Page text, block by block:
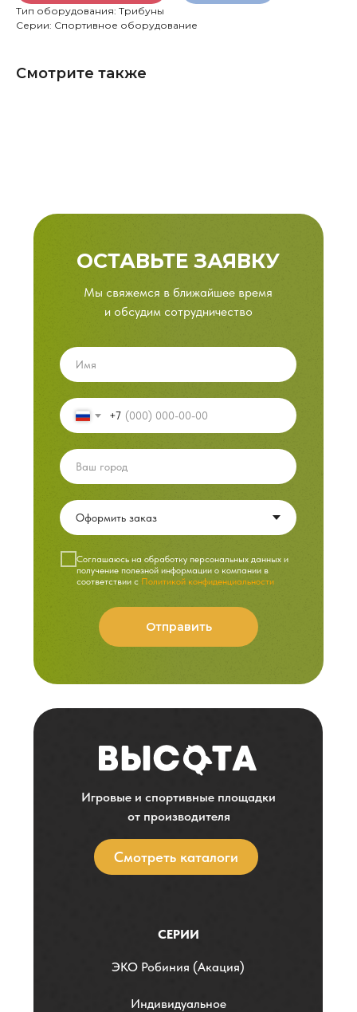
Тип оборудования: Трибуны
Серии: Спортивное оборудование
Смотрите также
ОСТАВЬТЕ ЗАЯВКУ
Мы свяжемся в ближайшее время
и обсудим сотрудничество
+7
Cоглашаюсь на обработку персональных данных и
получение полезной информации о компании в
соответствии с Политикой конфиденциальности
Отправить
Смотреть каталоги
Игровые и спортивные площадки
от производителя
СЕРИИ
ЭKO Робиния (Акация)
Индивидуальное